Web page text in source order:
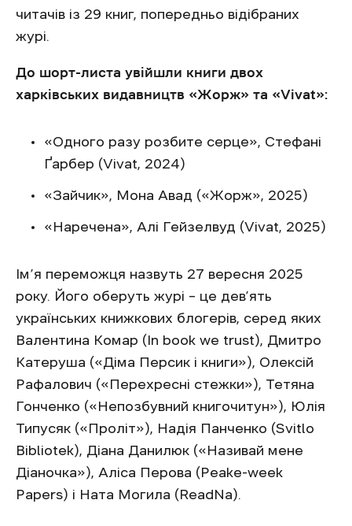
читачів із 29 книг, попередньо відібраних
журі.
До шорт-листа увійшли книги двох
харківських видавництв «Жорж» та «Vivat»:
«Одного разу розбите серце», Стефані
Ґарбер (Vivat, 2024)
«Зайчик», Мона Авад («Жорж», 2025)
«Наречена», Алі Гейзелвуд (Vivat, 2025)
Ім’я переможця назвуть 27 вересня 2025
року. Його оберуть журі – це дев’ять
українських книжкових блогерів, серед яких
Валентина Комар (Іn book we trust), Дмитро
Катеруша («Діма Персик і книги»), Олексій
Рафалович («Перехресні стежки»), Тетяна
Гонченко («Непозбувний книгочитун»), Юлія
Типусяк («Проліт»), Надія Панченко (Svitlo
Bibliotek), Діана Данилюк («Називай мене
Діаночка»), Аліса Перова (Peake-week
Papers) і Ната Могила (ReadNa).